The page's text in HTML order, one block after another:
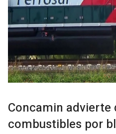
Concamin advierte
combustibles por